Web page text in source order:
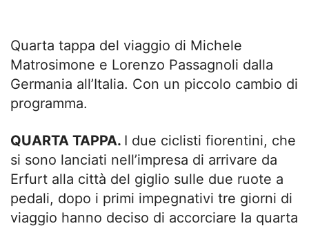
Quarta tappa del viaggio di Michele
Matrosimone e Lorenzo Passagnoli dalla
Germania all’Italia. Con un piccolo cambio di
programma.
QUARTA TAPPA. I due ciclisti fiorentini, che
si sono lanciati nell’impresa di arrivare da
Erfurt alla città del giglio sulle due ruote a
pedali, dopo i primi impegnativi tre giorni di
viaggio hanno deciso di accorciare la quarta